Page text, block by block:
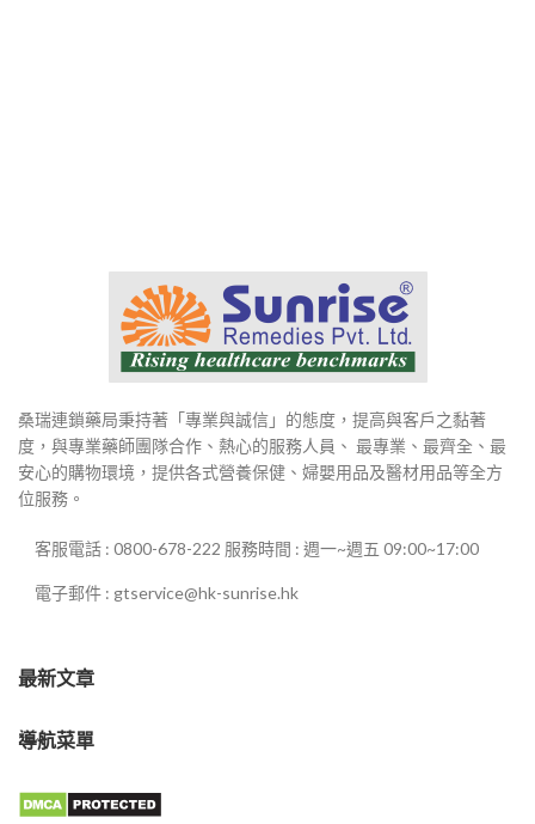
桑瑞連鎖藥局秉持著「專業與誠信」的態度，提高與客戶之黏著
度，與專業藥師團隊合作、熱心的服務人員、 最專業、最齊全、最
安心的購物環境，提供各式營養保健、婦嬰用品及醫材用品等全方
位服務。
客服電話 : 0800-678-222 服務時間 : 週一~週五 09:00~17:00
電子郵件 : gtservice@hk-sunrise.hk
最新文章
導航菜單